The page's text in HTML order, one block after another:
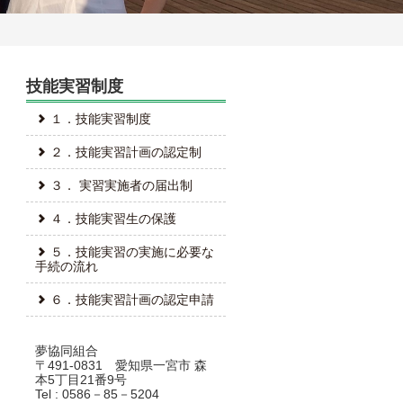
技能実習制度
１．技能実習制度
２．技能実習計画の認定制
３． 実習実施者の届出制
４．技能実習生の保護
５．技能実習の実施に必要な
手続の流れ
６．技能実習計画の認定申請
夢協同組合
〒491-0831 愛知県一宮市 森
本5丁目21番9号
Tel : 0586－85－5204